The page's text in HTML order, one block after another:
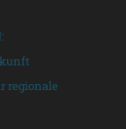
regionale